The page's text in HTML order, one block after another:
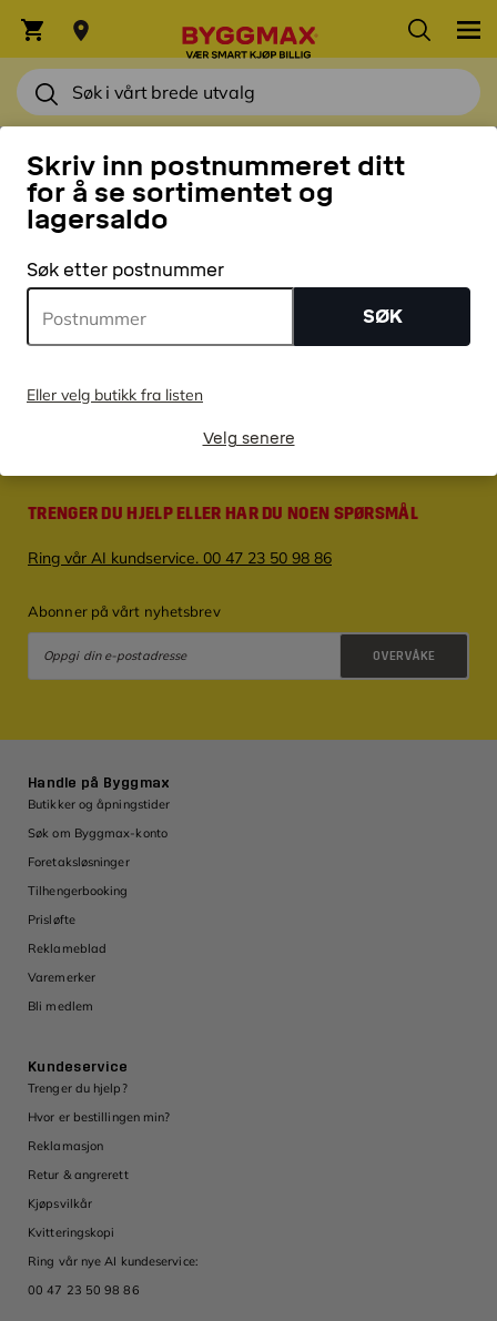
Skriv inn postnummeret ditt
for å se sortimentet og
lagersaldo
Søk etter postnummer
SØK
Eller velg butikk fra listen
Velg senere
HJEM
Tack för att du
TRENGER DU HJELP ELLER HAR DU NOEN SPØRSMÅL
Ring vår AI kundservice. 00 47 23 50 98 86
Abonner på vårt nyhetsbrev
OVERVÅKE
Handle på Byggmax
Butikker og åpningstider
Søk om Byggmax-konto
Foretaksløsninger
Tilhengerbooking
Prisløfte
Reklameblad
Varemerker
Bli medlem
Kundeservice
Trenger du hjelp?
Hvor er bestillingen min?
Reklamasjon
Retur & angrerett
Kjøpsvilkår
Kvitteringskopi
Ring vår nye AI kundeservice:
00 47 23 50 98 86